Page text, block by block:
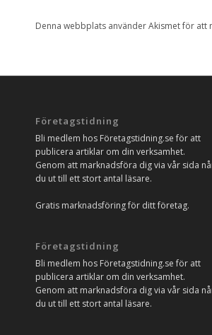
Denna webbplats använder Akismet för att
Företagstidning
Bli medlem hos Företagstidning.se för att
publicera artiklar om din verksamhet.
Genom att marknadsföra dig via vår sida
du ut till ett stort antal läsare.
Gratis marknadsföring för ditt företag.
Företagstidning
Bli medlem hos Företagstidning.se för att
publicera artiklar om din verksamhet.
Genom att marknadsföra dig via vår sida
du ut till ett stort antal läsare.